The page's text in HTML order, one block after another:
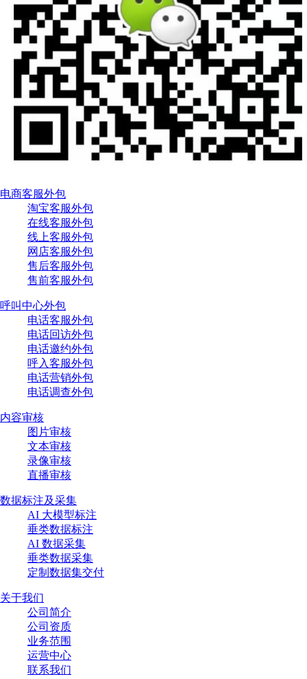
电商客服外包
淘宝客服外包
在线客服外包
线上客服外包
网店客服外包
售后客服外包
售前客服外包
呼叫中心外包
电话客服外包
电话回访外包
电话邀约外包
呼入客服外包
电话营销外包
电话调查外包
内容审核
图片审核
文本审核
录像审核
直播审核
数据标注及采集
AI 大模型标注
垂类数据标注
AI 数据采集
垂类数据采集
定制数据集交付
关于我们
公司简介
公司资质
业务范围
运营中心
联系我们